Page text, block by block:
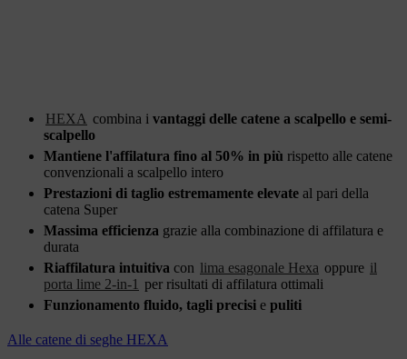
HEXA combina i vantaggi delle catene a scalpello e semi-
scalpello
Mantiene l'affilatura fino al 50% in più rispetto alle catene
convenzionali a scalpello intero
Prestazioni di taglio estremamente elevate al pari della
catena Super
Massima efficienza grazie alla combinazione di affilatura e
durata
Riaffilatura intuitiva con lima esagonale Hexa oppure il
porta lime 2-in-1 per risultati di affilatura ottimali
Funzionamento fluido, tagli precisi e puliti
Alle catene di seghe HEXA